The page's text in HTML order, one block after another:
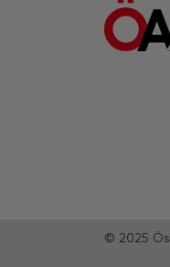
© 2025